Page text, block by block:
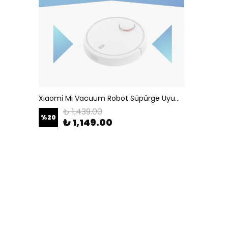
Xiaomi Mi Vacuum Robot Süpürge Uyumlu Fan Motoru
%20 ₺ 1,439.00
₺ 1,149.00